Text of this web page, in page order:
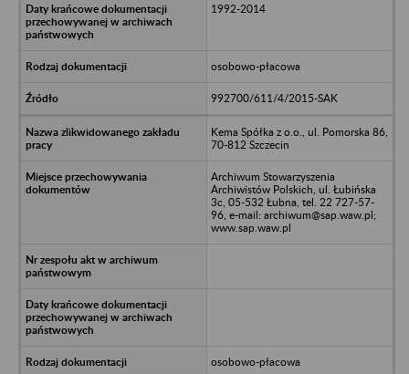
1992-2014
osobowo-płacowa
992700/611/4/2015-SAK
Kema Spółka z o.o., ul. Pomorska 86,
70-812 Szczecin
Archiwum Stowarzyszenia
Archiwistów Polskich, ul. Łubińska
3c, 05-532 Łubna, tel. 22 727-57-
96, e-mail: archiwum@sap.waw.pl;
www.sap.waw.pl
osobowo-płacowa